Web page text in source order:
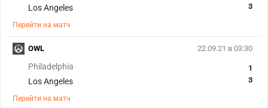
Los Angeles
3
Перейти на матч
22.09.21 в 03:30
Philadelphia
Los Angeles
1
3
Перейти на матч
OWL